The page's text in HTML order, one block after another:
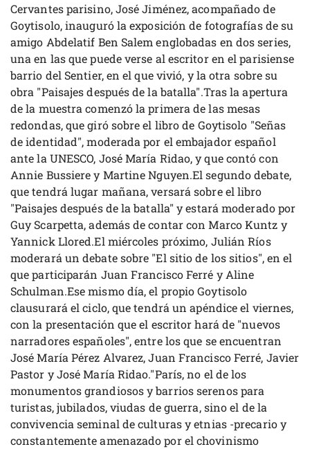
Cervantes parisino, José Jiménez, acompañado de
Goytisolo, inauguró la exposición de fotografías de su
amigo Abdelatif Ben Salem englobadas en dos series,
una en las que puede verse al escritor en el parisiense
barrio del Sentier, en el que vivió, y la otra sobre su
obra "Paisajes después de la batalla".Tras la apertura
de la muestra comenzó la primera de las mesas
redondas, que giró sobre el libro de Goytisolo "Señas
de identidad", moderada por el embajador español
ante la UNESCO, José María Ridao, y que contó con
Annie Bussiere y Martine Nguyen.El segundo debate,
que tendrá lugar mañana, versará sobre el libro
"Paisajes después de la batalla" y estará moderado por
Guy Scarpetta, además de contar con Marco Kuntz y
Yannick Llored.El miércoles próximo, Julián Ríos
moderará un debate sobre "El sitio de los sitios", en el
que participarán Juan Francisco Ferré y Aline
Schulman.Ese mismo día, el propio Goytisolo
clausurará el ciclo, que tendrá un apéndice el viernes,
con la presentación que el escritor hará de "nuevos
narradores españoles", entre los que se encuentran
José María Pérez Alvarez, Juan Francisco Ferré, Javier
Pastor y José María Ridao."París, no el de los
monumentos grandiosos y barrios serenos para
turistas, jubilados, viudas de guerra, sino el de la
convivencia seminal de culturas y etnias -precario y
constantemente amenazado por el chovinismo